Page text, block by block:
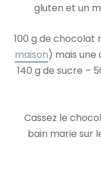
gluten et un
100 g de chocolat
maison) mais une
140 g de sucre –
Cassez le
bain marie sur